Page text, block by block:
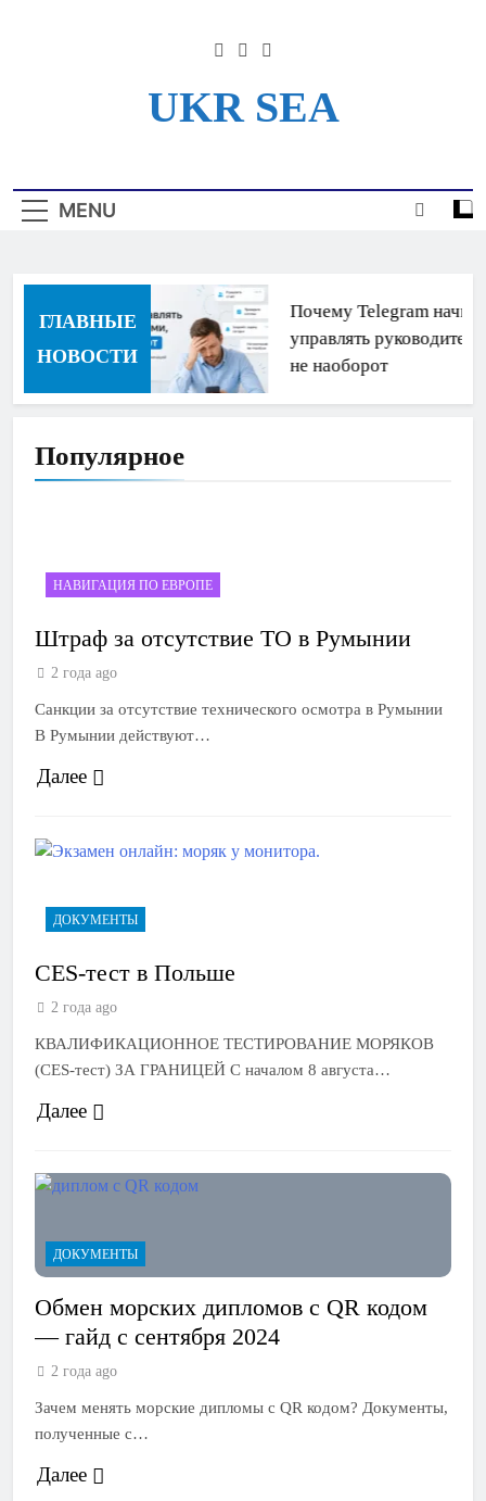
UKR SEA
Для Моряков Украины
MENU
ГЛАВНЫЕ
НОВОСТИ
Почему Telegram
управлять
не наоборот
Популярное
НАВИГАЦИЯ ПО ЕВРОПЕ
Штраф за отсутствие ТО в Румынии
2 года ago
Санкции за отсутствие технического осмотра в Румынии
В Румынии действуют…
Далее
ДОКУМЕНТЫ
CES-тест в Польше
2 года ago
КВАЛИФИКАЦИОННОЕ ТЕСТИРОВАНИЕ МОРЯКОВ
(CES-тест) ЗА ГРАНИЦЕЙ С началом 8 августа…
Далее
ДОКУМЕНТЫ
Обмен морских дипломов с QR кодом
— гайд с сентября 2024
2 года ago
Зачем менять морские дипломы с QR кодом? Документы,
полученные с…
Далее